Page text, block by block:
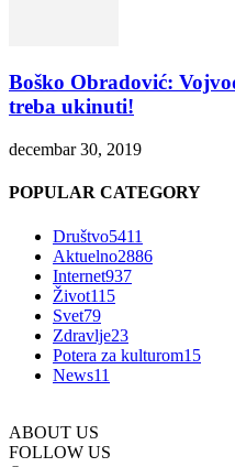
Boško Obradović:
treba ukinuti!
decembar 30, 2019
POPULAR CATEGORY
Društvo5411
Aktuelno2886
Internet937
Život115
Svet79
Zdravlje23
Potera za kulturom15
News11
ABOUT US
FOLLOW US